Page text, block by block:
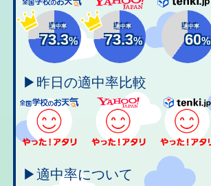
適中率
73.3%
適中率
73.3%
適中率
60%
▶昨日の適中率比較
▶適中率について